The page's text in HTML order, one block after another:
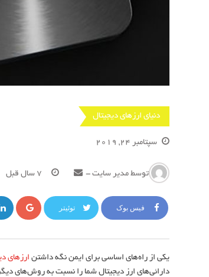
دنیای ارزهای دیجیتال
سپتامبر 24, 2019
توسط مدیر سایت - 7 سال قبل
فیس بوک توئیتر
گوگل
یکی از راه‌های اساسی برای ایمن نگه داشتن ارزهای
دارائی‌های ارز دیجیتال شما را نسبت به روش‌های